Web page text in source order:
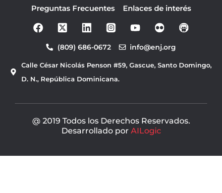
Preguntas Frecuentes
Enlaces de interés
F
a
b
o
o
o
t
b
(809) 686-0672 info@enj.org
Calle César Nicolás Penson #59, Gascue, Santo Domingo,
D. N., República Dominicana.
@ 2019 Todos los Derechos Reservados.
Desarrollado por AILogic